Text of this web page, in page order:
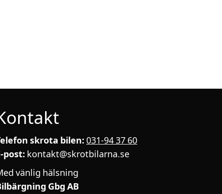
skrota bilen: 031-94 37 60
post: kontakt@skrotbilarna.se
vänlig hälsning
Gbg AB